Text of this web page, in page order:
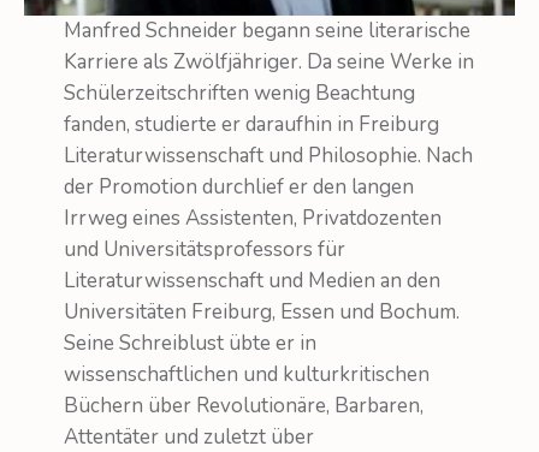
Manfred Schneider begann seine literarische
Karriere als Zwölfjähriger. Da seine Werke in
Schülerzeitschriften wenig Beachtung
fanden, studierte er daraufhin in Freiburg
Literaturwissenschaft und Philosophie. Nach
der Promotion durchlief er den langen
Irrweg eines Assistenten, Privatdozenten
und Universitätsprofessors für
Literaturwissenschaft und Medien an den
Universitäten Freiburg, Essen und Bochum.
Seine Schreiblust übte er in
wissenschaftlichen und kulturkritischen
Büchern über Revolutionäre, Barbaren,
Attentäter und zuletzt über